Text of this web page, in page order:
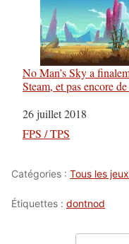
No Man’s Sky a
Steam, et pas encore
Date
26 juillet 2018
Par rapport à
FPS / TPS
Catégories : Tous les
Étiquettes : dontnod